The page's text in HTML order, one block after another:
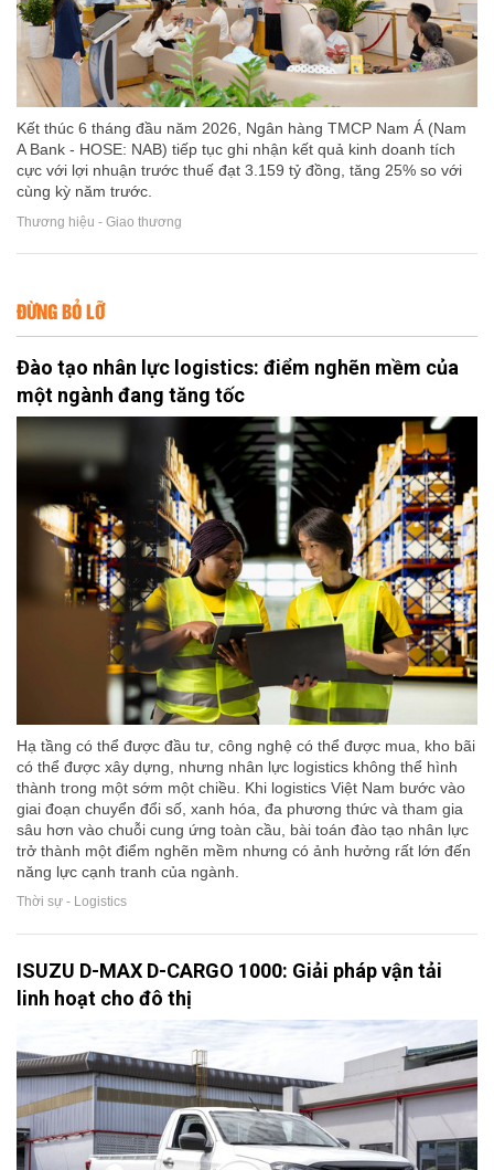
Kết thúc 6 tháng đầu năm 2026, Ngân hàng TMCP Nam Á (Nam
A Bank - HOSE: NAB) tiếp tục ghi nhận kết quả kinh doanh tích
cực với lợi nhuận trước thuế đạt 3.159 tỷ đồng, tăng 25% so với
cùng kỳ năm trước.
Thương hiệu - Giao thương
ĐỪNG BỎ LỠ
Đào tạo nhân lực logistics: điểm nghẽn mềm của
một ngành đang tăng tốc
Hạ tầng có thể được đầu tư, công nghệ có thể được mua, kho bãi
có thể được xây dựng, nhưng nhân lực logistics không thể hình
thành trong một sớm một chiều. Khi logistics Việt Nam bước vào
giai đoạn chuyển đổi số, xanh hóa, đa phương thức và tham gia
sâu hơn vào chuỗi cung ứng toàn cầu, bài toán đào tạo nhân lực
trở thành một điểm nghẽn mềm nhưng có ảnh hưởng rất lớn đến
năng lực cạnh tranh của ngành.
Thời sự - Logistics
ISUZU D-MAX D-CARGO 1000: Giải pháp vận tải
linh hoạt cho đô thị